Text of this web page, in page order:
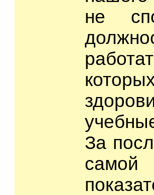
не
За